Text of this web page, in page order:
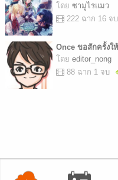
โดย ซามูไรแมว
222 ฉาก 16 จบ
Once ขอสักครั้งใ
โดย editor_nong
88 ฉาก 1 จบ